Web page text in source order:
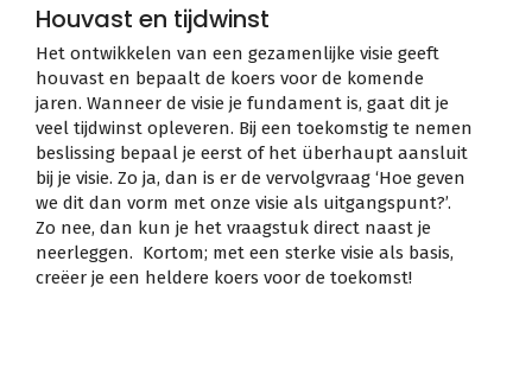
Houvast en tijdwinst
Het ontwikkelen van een gezamenlijke visie geeft
houvast en bepaalt de koers voor de komende
jaren. Wanneer de visie je fundament is, gaat dit je
veel tijdwinst opleveren. Bij een toekomstig te nemen
beslissing bepaal je eerst of het überhaupt aansluit
bij je visie. Zo ja, dan is er de vervolgvraag ‘Hoe geven
we dit dan vorm met onze visie als uitgangspunt?’.
Zo nee, dan kun je het vraagstuk direct naast je
neerleggen. Kortom; met een sterke visie als basis,
creëer je een heldere koers voor de toekomst!